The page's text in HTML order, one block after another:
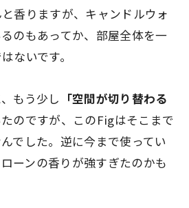
香りますが、キャンドルウォ
のもあってか、部屋全体を一
ないです。
もう少し 「空間が切り替わる
のですが、このFigはそこまで
でした。逆に今まで使ってい
ーンの香りが強すぎたのかも